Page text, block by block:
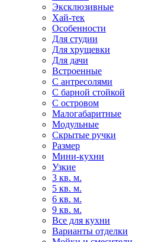
Эксклюзивные
Хай-тек
Особенности
Для студии
Для хрущевки
Для дачи
Встроенные
С антресолями
С барной стойкой
С островом
Малогабаритные
Модульные
Скрытые ручки
Размер
Мини-кухни
Узкие
3 кв. м.
5 кв. м.
6 кв. м.
9 кв. м.
Все для кухни
Варианты отделки